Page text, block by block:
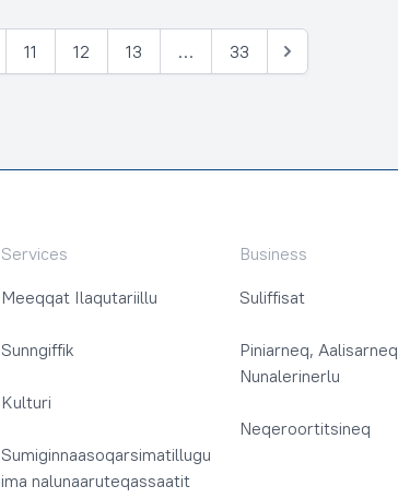
11 12 13 … 33
Tullia
Services
Meeqqat Ilaqutariillu
Sunngiffik
Kulturi
Sumiginnaasoqarsimatillugu
ima nalunaaruteqassaatit
Business
Suliffisat
Piniarneq, Aalisarneq
Nunalerinerlu
Neqeroortitsineq